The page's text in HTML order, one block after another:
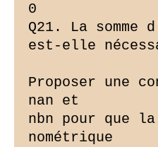
0
Q21. La
est-elle
Proposer une
nan et
nbn pour que
nométrique